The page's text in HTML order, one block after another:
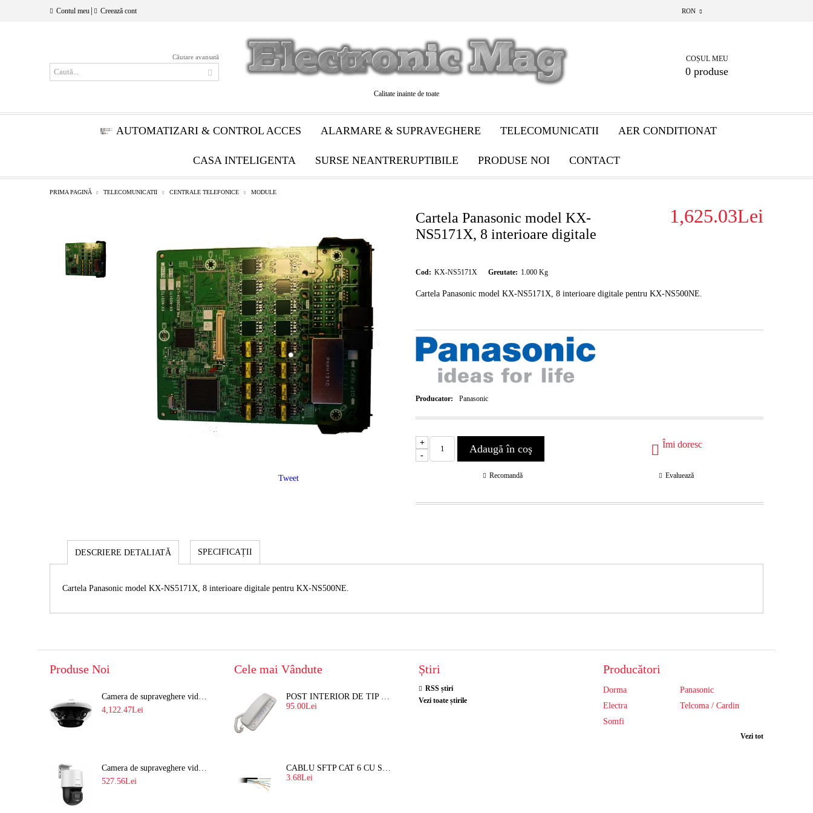
Contul meu Creează cont RON
Căutare avansată
Calitate inainte de toate
COȘUL MEU
0 produse
AUTOMATIZARI & CONTROL ACCES ALARMARE & SUPRAVEGHERE TELECOMUNICATII AER CONDITIONAT
CASA INTELIGENTA SURSE NEANTRERUPTIBILE PRODUSE NOI CONTACT
PRIMA PAGINĂ TELECOMUNICATII CENTRALE TELEFONICE MODULE
Cartela Panasonic model KX-
NS5171X, 8 interioare digitale
1,625.03Lei
Cod: KX-NS5171X Greutate: 1.000 Kg
Cartela Panasonic model KX-NS5171X, 8 interioare digitale pentru KX-NS500NE.
Producator: Panasonic
+
-
Îmi doresc
Recomandă Evaluează
Tweet
DESCRIERE DETALIATĂ SPECIFICAȚII
Cartela Panasonic model KX-NS5171X, 8 interioare digitale pentru KX-NS500NE.
Produse Noi
Camera de supraveghere video 8MP panoramica de exterior(4x2MP Stitched) Navaio NGC-7482PR
4,122.47Lei
Camera de supraveghere video IP PT 4MP cu lumina alba 30M si lentila fixa Hikvision DS-2DE2C400SCG-E F1
527.56Lei
Cele mai Vândute
POST INTERIOR DE TIP TELEFON RESEL, T8018 PENTRU INTERFON DE BLOC
95.00Lei
CABLU SFTP CAT 6 CU SUFA, DE EXTERIOR 8 FIRE X 0,56 MM
3.68Lei
Știri
RSS știri
Vezi toate știrile
Producători
Dorma
Panasonic
Electra
Telcoma / Cardin
Somfi
Vezi tot